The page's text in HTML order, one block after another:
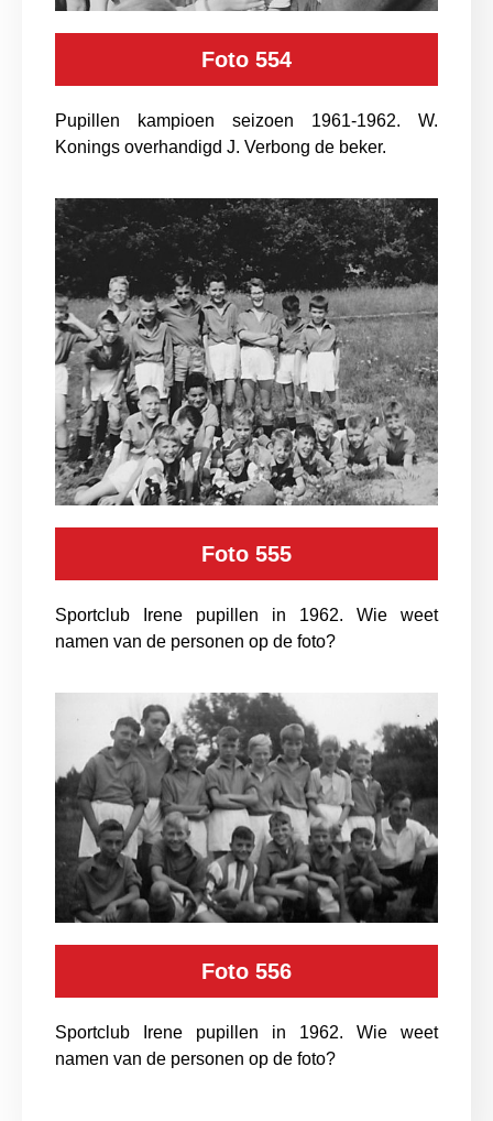
Foto 554
Pupillen kampioen seizoen 1961-1962. W.
Konings overhandigd J. Verbong de beker.
Foto 555
Sportclub Irene pupillen in 1962. Wie weet
namen van de personen op de foto?
Foto 556
Sportclub Irene pupillen in 1962. Wie weet
namen van de personen op de foto?